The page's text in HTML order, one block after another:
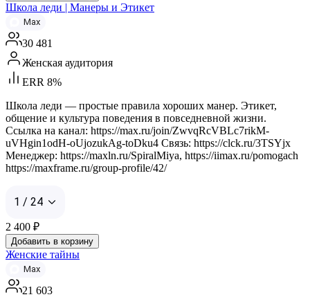
Школа леди | Манеры и Этикет
Max
30 481
Женская аудитория
ERR 8%
Школа леди — простые правила хороших манер. Этикет,
общение и культура поведения в повседневной жизни.
Ссылка на канал: https://max.ru/join/ZwvqRcVBLc7rikM-
uVHgin1odH-oUjozukAg-toDku4 Связь: https://clck.ru/3TSYjx
Менеджер: https://maxln.ru/SpiralMiya, https://iimax.ru/pomogach
https://maxframe.ru/group-profile/42/
1 / 24
2 400 ₽
Добавить в корзину
Женские тайны
Max
21 603